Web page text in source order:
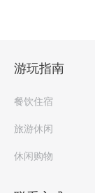
游玩指南
餐饮住宿
旅游休闲
休闲购物